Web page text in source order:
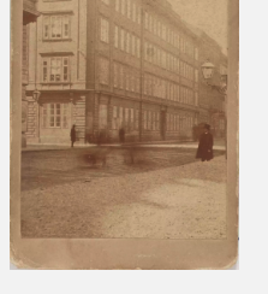
Sammlung hinzufügen